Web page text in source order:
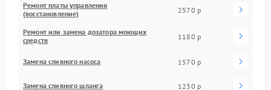
Ремонт платы управления
(восстановление)
2570 р
Ремонт или замена дозатора моющих
средств
1180 р
Замена сливного насоса 1570 р
Замена сливного шланга 1230 р